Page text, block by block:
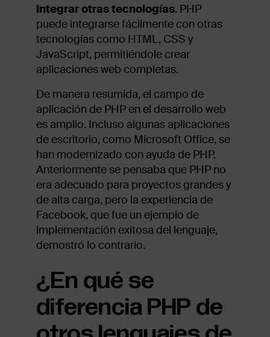
Integrar otras tecnologías. PHP
puede integrarse fácilmente con otras
tecnologías como HTML, CSS y
JavaScript, permitiéndole crear
aplicaciones web completas.
De manera resumida, el campo de
aplicación de PHP en el desarrollo web
es amplio. Incluso algunas aplicaciones
de escritorio, como Microsoft Office, se
han modernizado con ayuda de PHP.
Anteriormente se pensaba que PHP no
era adecuado para proyectos grandes y
de alta carga, pero la experiencia de
Facebook, que fue un ejemplo de
implementación exitosa del lenguaje,
demostró lo contrario.
¿En qué se
diferencia PHP de